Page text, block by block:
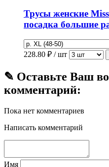
Трусы женские
посадка большие
228.80 ₽ / шт
✎ Оставьте Ваш
комментарий:
Пока нет комментариев
Написать комментарий
Имя